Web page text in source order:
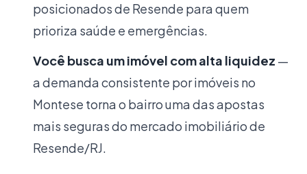
posicionados de Resende para quem
prioriza saúde e emergências.
Você busca um imóvel com alta liquidez —
a demanda consistente por imóveis no
Montese torna o bairro uma das apostas
mais seguras do mercado imobiliário de
Resende/RJ.